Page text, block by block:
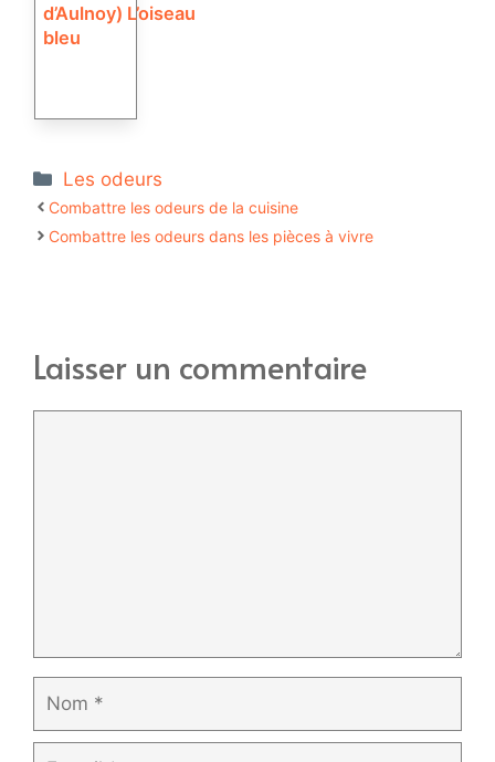
d’Aulnoy) L’oiseau
bleu
Catégories
Les odeurs
Combattre les odeurs de la cuisine
Combattre les odeurs dans les pièces à vivre
Laisser un commentaire